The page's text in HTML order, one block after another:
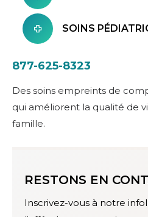
SOINS
877-625-8323
Des soins empreints de
qui améliorent la qualité de
famille.
RESTONS EN
Inscrivez-vous à notre